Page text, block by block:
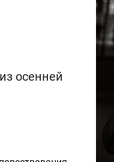
осенней